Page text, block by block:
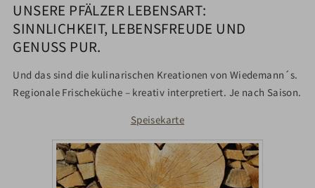
UNSERE PFÄLZER LEBENSART:
SINNLICHKEIT, LEBENSFREUDE UND
GENUSS PUR.
Und das sind die kulinarischen Kreationen von Wiedemann´s.
Regionale Frischeküche – kreativ interpretiert. Je nach Saison.
Speisekarte